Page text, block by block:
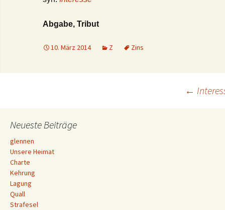
Abgabe, Tribut
10. März 2014 Z Zins
Navigation
←
Neueste Beiträge
glennen
Unsere Heimat
Charte
Kehrung
Lagung
Quall
Strafesel